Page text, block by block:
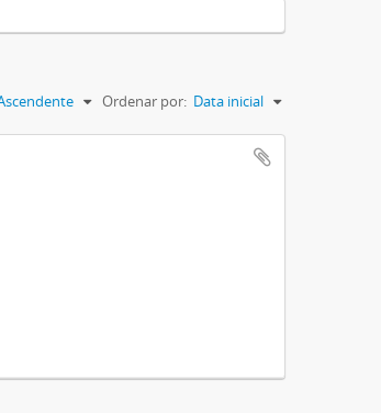
Ordenar por: Data inicial